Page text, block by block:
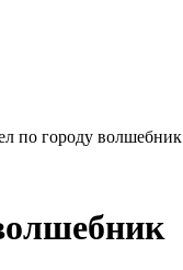
по городу волшебник